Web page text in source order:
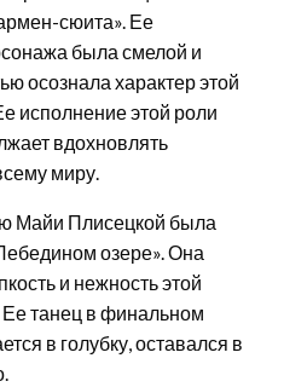
сюита». Ее
была смелой и
осознала характер этой
исполнение этой роли
вдохновлять
миру.
Майи Плисецкой была
озере». Она
и нежность этой
Ее танец в финальном
в голубку, оставался в